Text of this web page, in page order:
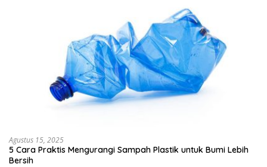
Agustus 15, 2025
5 Cara Praktis Mengurangi Sampah Plastik untuk Bumi Lebih
Bersih